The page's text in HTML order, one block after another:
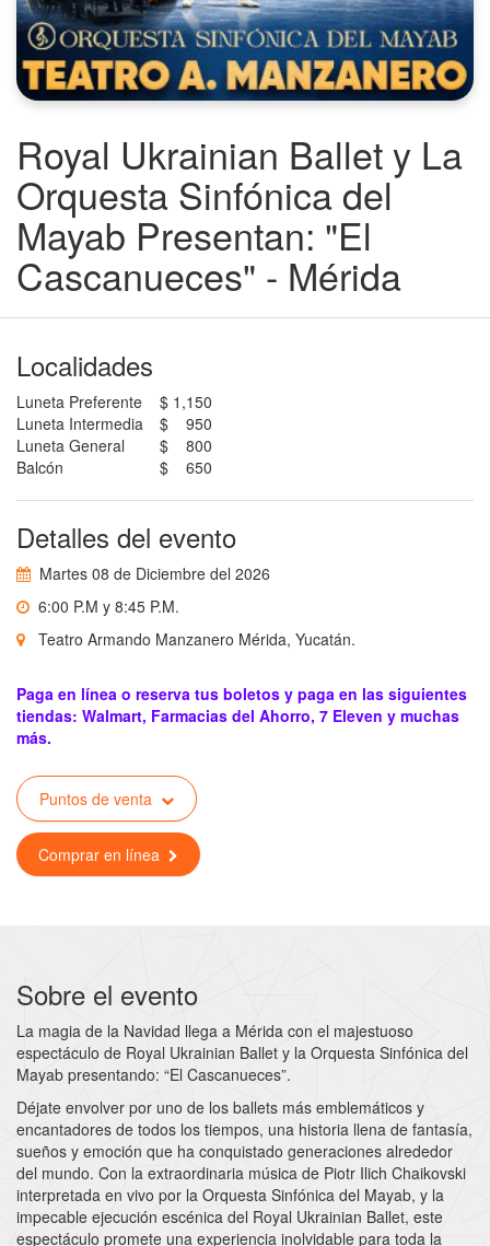
Royal Ukrainian Ballet y La
Orquesta Sinfónica del
Mayab Presentan: "El
Cascanueces" - Mérida
Localidades
Luneta Preferente $ 1,150
Luneta Intermedia
$ 950
Luneta General
$ 800
Balcón
$ 650
Detalles del evento
Martes 08 de Diciembre del 2026
6:00 P.M y 8:45 P.M.
Teatro Armando Manzanero Mérida, Yucatán.
Paga en línea o reserva tus boletos y paga en las siguientes
tiendas: Walmart, Farmacias del Ahorro, 7 Eleven y muchas
más.
Puntos de venta
Comprar en línea
Sobre el evento
La magia de la Navidad llega a Mérida con el majestuoso
espectáculo de Royal Ukrainian Ballet y la Orquesta Sinfónica del
Mayab presentando: “El Cascanueces”.
Déjate envolver por uno de los ballets más emblemáticos y
encantadores de todos los tiempos, una historia llena de fantasía,
sueños y emoción que ha conquistado generaciones alrededor
del mundo. Con la extraordinaria música de Piotr Ilich Chaikovski
interpretada en vivo por la Orquesta Sinfónica del Mayab, y la
impecable ejecución escénica del Royal Ukrainian Ballet, este
espectáculo promete una experiencia inolvidable para toda la